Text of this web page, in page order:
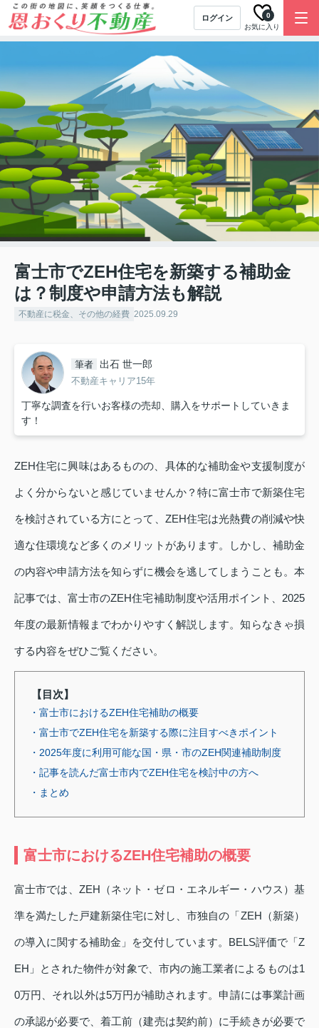
ログイン
お気に入り
0
富士市でZEH住宅を新築する補助金
は？制度や申請方法も解説
不動産に税金、その他の経費 2025.09.29
筆者 出石 世一郎
不動産キャリア15年
丁寧な調査を行いお客様の売却、購入をサポートしていきま
す！
ZEH住宅に興味はあるものの、具体的な補助金や支援制度が
よく分からないと感じていませんか？特に富士市で新築住宅
を検討されている方にとって、ZEH住宅は光熱費の削減や快
適な住環境など多くのメリットがあります。しかし、補助金
の内容や申請方法を知らずに機会を逃してしまうことも。本
記事では、富士市のZEH住宅補助制度や活用ポイント、2025
年度の最新情報までわかりやすく解説します。知らなきゃ損
する内容をぜひご覧ください。
【目次】
・富士市におけるZEH住宅補助の概要
・富士市でZEH住宅を新築する際に注目すべきポイント
・2025年度に利用可能な国・県・市のZEH関連補助制度
・記事を読んだ富士市内でZEH住宅を検討中の方へ
・まとめ
富士市におけるZEH住宅補助の概要
富士市では、ZEH（ネット・ゼロ・エネルギー・ハウス）基
準を満たした戸建新築住宅に対し、市独自の「ZEH（新築）
の導入に関する補助金」を交付しています。BELS評価で「Z
EH」とされた物件が対象で、市内の施工業者によるものは1
0万円、それ以外は5万円が補助されます。申請には事業計画
の承認が必要で、着工前（建売は契約前）に手続きが必要で